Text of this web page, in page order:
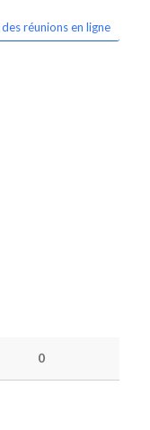
réunions en ligne
0